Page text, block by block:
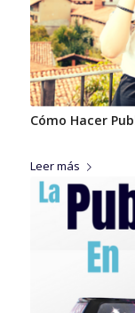
Cómo Hacer
Leer más